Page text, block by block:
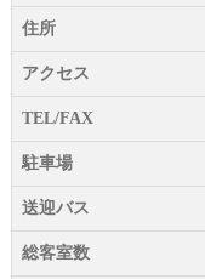
住所
アクセス
TEL/FAX
駐車場
送迎バス
総客室数